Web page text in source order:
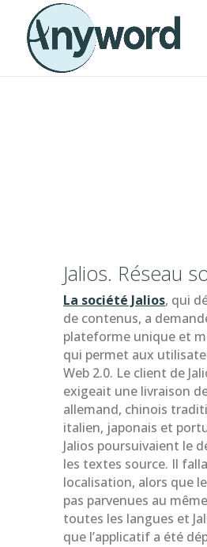
Jalios. Réseau
La société Jalios, qui
de contenus, a
plateforme unique et
qui permet aux
Web 2.0. Le client de
exigeait une livraison
allemand, chinois
italien, japonais et
Jalios poursuivaient le
les textes source. Il
localisation, alors que
pas parvenues au
toutes les langues et
que l’applicatif a été